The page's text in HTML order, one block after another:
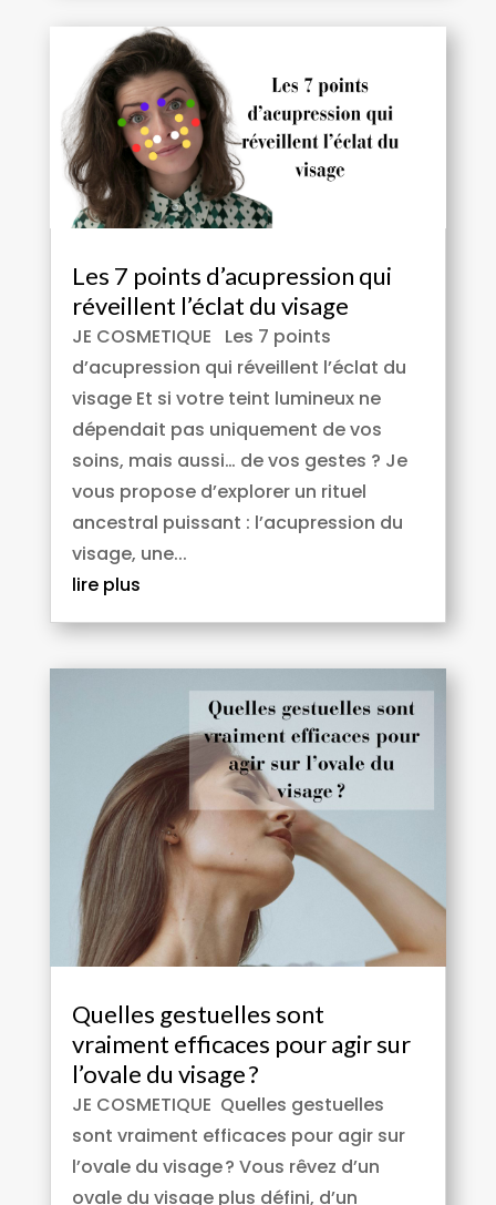
Les 7 points d’acupression qui
réveillent l’éclat du visage
JE COSMETIQUE Les 7 points
d’acupression qui réveillent l’éclat du
visage Et si votre teint lumineux ne
dépendait pas uniquement de vos
soins, mais aussi… de vos gestes ? Je
vous propose d’explorer un rituel
ancestral puissant : l’acupression du
visage, une...
lire plus
Quelles gestuelles sont
vraiment efficaces pour agir sur
l’ovale du visage ?
JE COSMETIQUE Quelles gestuelles
sont vraiment efficaces pour agir sur
l’ovale du visage ? Vous rêvez d’un
ovale du visage plus défini, d’un